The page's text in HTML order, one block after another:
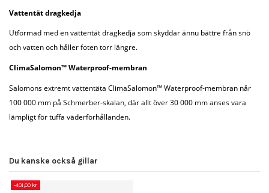
Vattentät dragkedja
Utformad med en vattentät dragkedja som skyddar ännu bättre från snö
och vatten och håller foten torr längre.
ClimaSalomon™ Waterproof-membran
Salomons extremt vattentäta ClimaSalomon™ Waterproof-membran når
100 000 mm på Schmerber-skalan, där allt över 30 000 mm anses vara
lämpligt för tuffa väderförhållanden.
Du kanske också gillar
-401,00 kr